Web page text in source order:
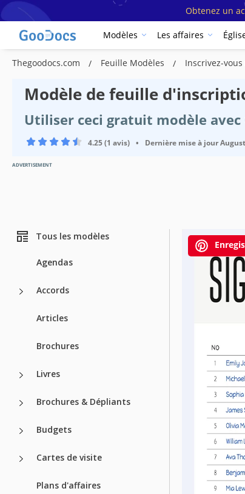
Obtenez un
Modèles Les affaires
Thegoodocs.com Feuille Modèles Inscrivez-
Modèle de feuille
Utiliser ceci gratuit modèle avec
4.25 (1 avis) • Dernière mise à jour
ADVERTISEMENT
Tous les modèles
Agendas
Accords
Articles
Brochures
Livres
Brochures & Dépliants
Budgets
Cartes de visite
Plans d'affaires